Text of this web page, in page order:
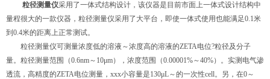
粒径测量仪采用了一体式结构设计，该仪器是目前市面上一体式设计结构中
量程很大的一款仪器，粒径测量仪采用了大平台，即使一体式使用也能满足0.1米
到0.4米的距离上正常测试。
粒径测量仪可测量浓度低的溶液～浓度高的溶液的ZETA电位?粒径及分子
量。粒径测量范围（0.6nm～10μm），浓度范围（0.00001%～40%）。实测电气渗
透流，高精度的ZETA电位测量，xxx小容量是130μL～的一次性cell。另，在0～